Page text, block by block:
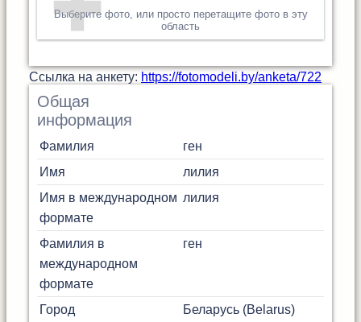
Выберите фото, или просто перетащите фото в эту
область
Cсылка на анкету: https://fotomodeli.by/anketa/722
Общая
информация
Фамилия
ген
Имя
лилия
Имя в международном
формате
лилия
Фамилия в
международном
формате
ген
Город
Беларусь (Belarus)